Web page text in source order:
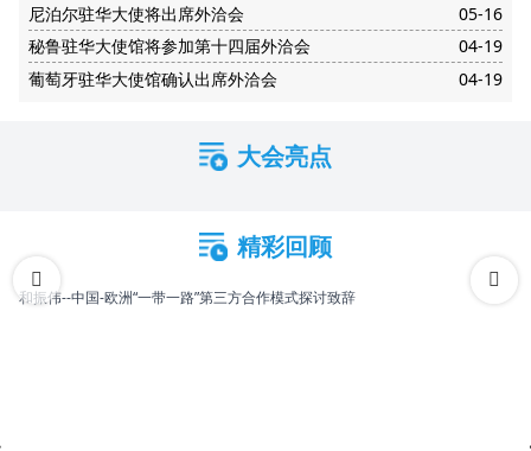
尼泊尔驻华大使将出席外洽会
05-16
秘鲁驻华大使馆将参加第十四届外洽会
04-19
葡萄牙驻华大使馆确认出席外洽会
04-19
大会亮点
精彩回顾
和振伟--中国-欧洲“一带一路”第三方合作模式探讨致辞